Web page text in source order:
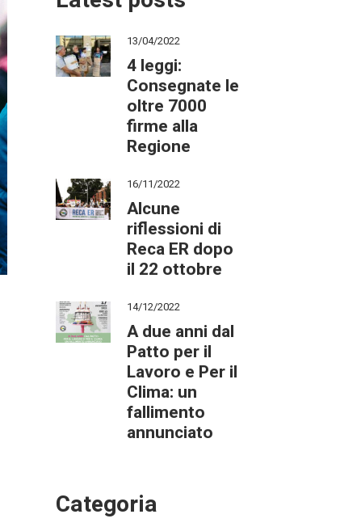
13/04/2022
4 leggi:
Consegnate le
oltre 7000
firme alla
Regione
16/11/2022
Alcune
riflessioni di
Reca ER dopo
il 22 ottobre
14/12/2022
A due anni dal
Patto per il
Lavoro e Per il
Clima: un
fallimento
annunciato
Categoria